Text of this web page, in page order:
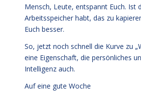
Mensch, Leute, entspannt Euch. Ist
Arbeitsspeicher habt, das zu
Euch besser.
So, jetzt noch schnell die Kurve zu
eine Eigenschaft, die persönliches
Intelligenz auch.
Auf eine gute Woche